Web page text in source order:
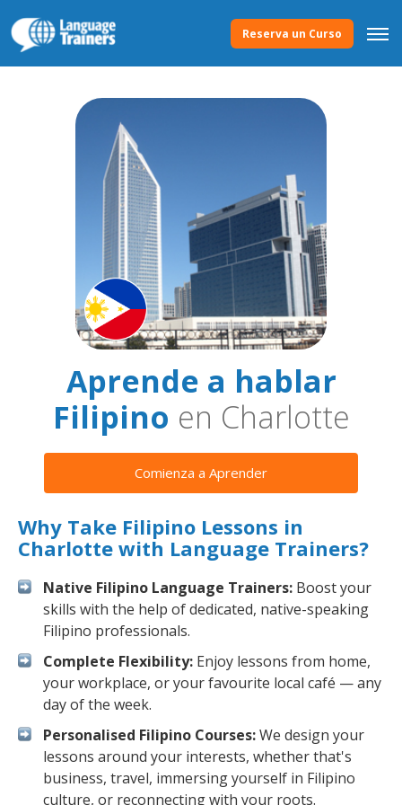
Reserva un Curso
Aprende a hablar
Filipino en Charlotte
Comienza a Aprender
Why Take Filipino Lessons in
Charlotte with Language Trainers?
Native Filipino Language Trainers: Boost your
skills with the help of dedicated, native-speaking
Filipino professionals.
Complete Flexibility: Enjoy lessons from home,
your workplace, or your favourite local café — any
day of the week.
Personalised Filipino Courses:We design your
lessons around your interests, whether that's
business, travel, immersing yourself in Filipino
culture, or reconnecting with your roots.